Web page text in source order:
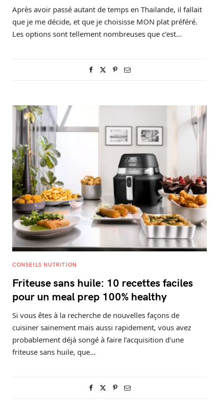
Après avoir passé autant de temps en Thailande, il fallait
que je me décide, et que je choisisse MON plat préféré.
Les options sont tellement nombreuses que c’est…
CONSEILS NUTRITION
Friteuse sans huile: 10 recettes faciles
pour un meal prep 100% healthy
Si vous êtes à la recherche de nouvelles façons de
cuisiner sainement mais aussi rapidement, vous avez
probablement déjà songé à faire l’acquisition d’une
friteuse sans huile, que…